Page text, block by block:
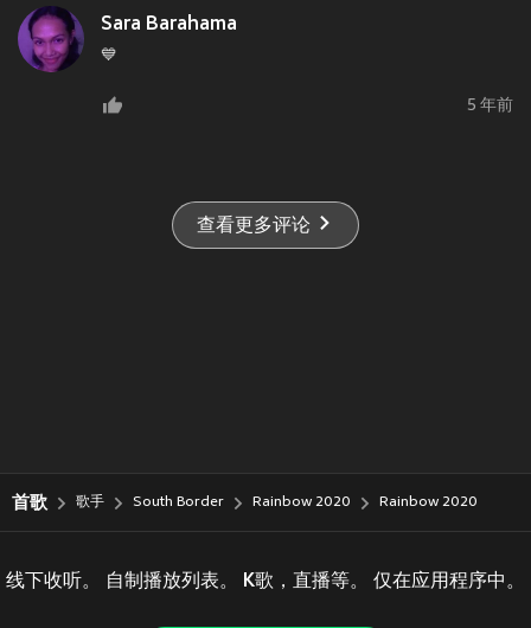
Sara Barahama
💙
5 年前
查看更多评论
首歌 歌手 South Border Rainbow 2020 Rainbow 2020
线下收听。 自制播放列表。 K歌，直播等。 仅在应用程序中。